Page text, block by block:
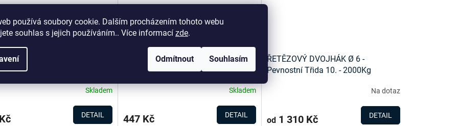
používá soubory cookie. Dalším procházením tohoto webu
souhlas s jejich používáním.. Více informací zde.
Odmítnout Souhlasím
TŘMEN OBOUSTRANNÝ
tř.8
Skladem
DETAIL
HRANATÝ LESNICKÝ ŘETĚZ tř. 8
Skladem
447 Kč DETAIL
ŘETĚZOVÝ DVOJHÁK Ø 6 -
Pevnostní Třida 10. - 2000Kg
Na dotaz
od1 310 Kč DETAIL